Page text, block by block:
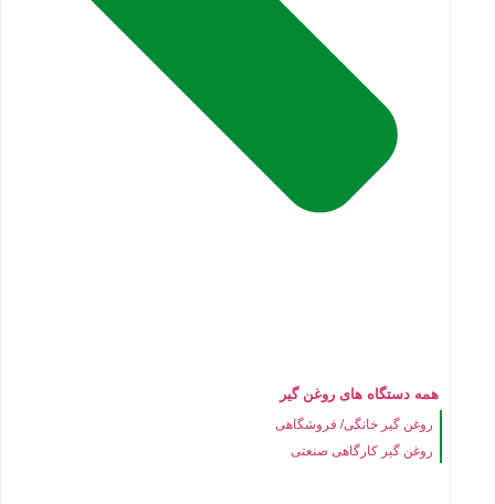
همه دستگاه های روغن گیر
روغن گیر خانگی/ فروشگاهی
روغن گیر کارگاهی صنعتی